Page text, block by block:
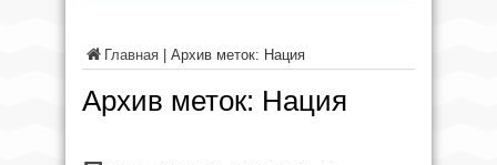
Главная Архив меток: Нация
Архив меток: Нация